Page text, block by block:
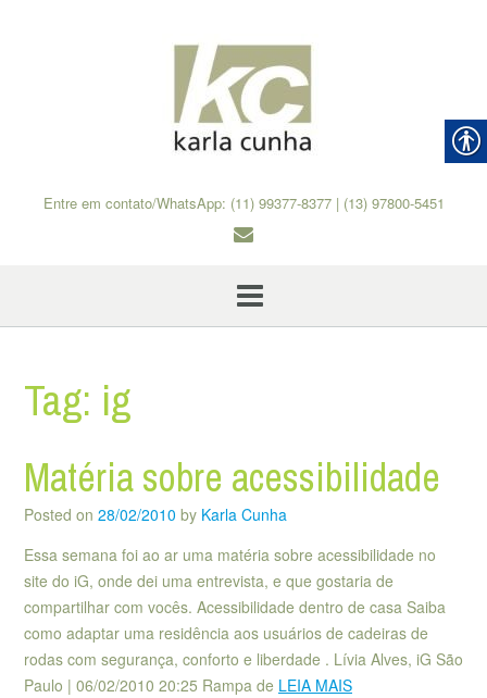
Entre em contato/WhatsApp: (11) 99377-8377 | (13) 97800-5451
Tag: ig
Matéria sobre acessibilidade
Posted on 28/02/2010 by Karla Cunha
Essa semana foi ao ar uma matéria sobre acessibilidade no
site do iG, onde dei uma entrevista, e que gostaria de
compartilhar com vocês. Acessibilidade dentro de casa Saiba
como adaptar uma residência aos usuários de cadeiras de
rodas com segurança, conforto e liberdade . Lívia Alves, iG São
Paulo | 06/02/2010 20:25 Rampa de LEIA MAIS